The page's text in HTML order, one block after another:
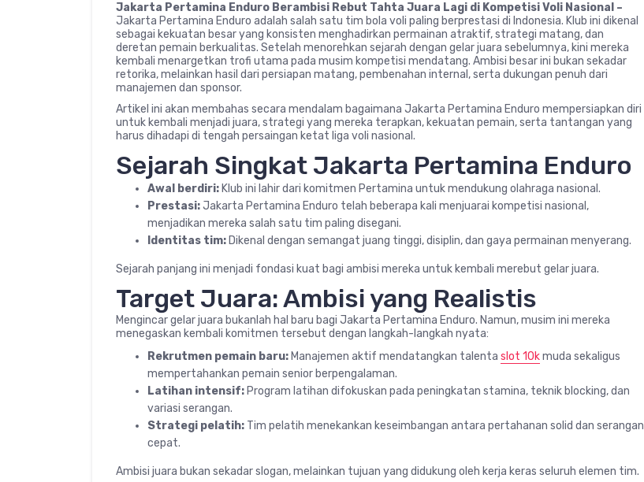
Jakarta Pertamina Enduro Berambisi Rebut Tahta Juara Lagi di Kompetisi Voli Nasional –
Jakarta Pertamina Enduro adalah salah satu tim bola voli paling berprestasi di Indonesia. Klub ini dikenal
sebagai kekuatan besar yang konsisten menghadirkan permainan atraktif, strategi matang, dan
deretan pemain berkualitas. Setelah menorehkan sejarah dengan gelar juara sebelumnya, kini mereka
kembali menargetkan trofi utama pada musim kompetisi mendatang. Ambisi besar ini bukan sekadar
retorika, melainkan hasil dari persiapan matang, pembenahan internal, serta dukungan penuh dari
manajemen dan sponsor.
Artikel ini akan membahas secara mendalam bagaimana Jakarta Pertamina Enduro mempersiapkan diri
untuk kembali menjadi juara, strategi yang mereka terapkan, kekuatan pemain, serta tantangan yang
harus dihadapi di tengah persaingan ketat liga voli nasional.
Sejarah Singkat Jakarta Pertamina Enduro
Awal berdiri: Klub ini lahir dari komitmen Pertamina untuk mendukung olahraga nasional.
Prestasi:Jakarta Pertamina Enduro telah beberapa kali menjuarai kompetisi nasional,
menjadikan mereka salah satu tim paling disegani.
Identitas tim: Dikenal dengan semangat juang tinggi, disiplin, dan gaya permainan menyerang.
Sejarah panjang ini menjadi fondasi kuat bagi ambisi mereka untuk kembali merebut gelar juara.
Target Juara: Ambisi yang Realistis
Mengincar gelar juara bukanlah hal baru bagi Jakarta Pertamina Enduro. Namun, musim ini mereka
menegaskan kembali komitmen tersebut dengan langkah-langkah nyata:
Rekrutmen pemain baru: Manajemen aktif mendatangkan talenta slot 10kmuda sekaligus
mempertahankan pemain senior berpengalaman.
Latihan intensif: Program latihan difokuskan pada peningkatan stamina, teknik blocking, dan
variasi serangan.
Strategi pelatih: Tim pelatih menekankan keseimbangan antara pertahanan solid dan serangan
cepat.
Ambisi juara bukan sekadar slogan, melainkan tujuan yang didukung oleh kerja keras seluruh elemen tim.